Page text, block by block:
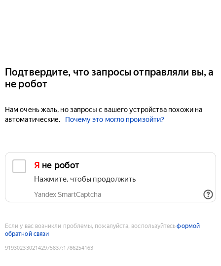
Подтвердите, что запросы отправляли вы, а
не робот
Нам очень жаль, но запросы с вашего устройства похожи на
автоматические.
Почему это могло произойти?
Я не робот
Нажмите, чтобы продолжить
Yandex SmartCaptcha
Если у вас возникли проблемы, пожалуйста, воспользуйтесьформой
обратной связи
9193023302142975837:1786254163